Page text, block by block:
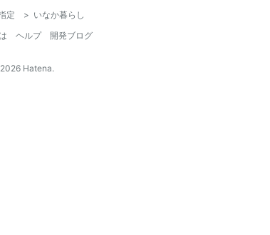
定 > いなか暮らし
ヘルプ
開発ブログ
2026 Hatena.